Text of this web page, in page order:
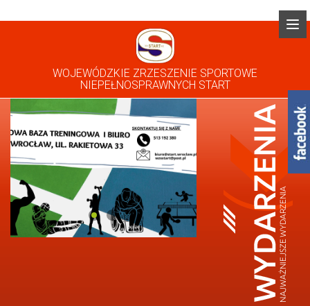
WOJEWÓDZKIE ZRZESZENIE SPORTOWE
NIEPEŁNOSPRAWNYCH START